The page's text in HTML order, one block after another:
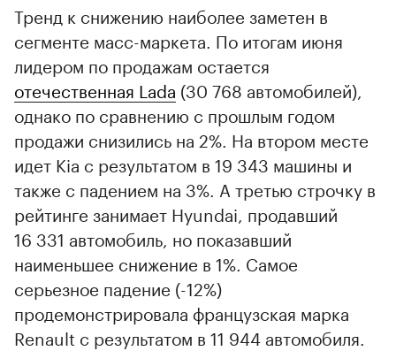
00:00 / 00:00
Тренд к снижению наиболее заметен в
сегменте масс-маркета. По итогам июня
лидером по продажам остается
отечественная Lada (30 768 автомобилей),
однако по сравнению с прошлым годом
продажи снизились на 2%. На втором месте
идет Kia с результатом в 19 343 машины и
также с падением на 3%. А третью строчку в
рейтинге занимает Hyundai, продавший
16 331 автомобиль, но показавший
наименьшее снижение в 1%. Самое
серьезное падение (-12%)
продемонстрировала французская марка
Renault с результатом в 11 944 автомобиля.